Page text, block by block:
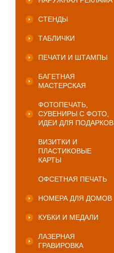
СТЕНДЫ
ТАБЛИЧКИ
ПЕЧАТИ И ШТАМПЫ
БАГЕТНАЯ
МАСТЕРСКАЯ
ФОТОПЕЧАТЬ,
СУВЕНИРЫ С ФОТО,
ИДЕИ ДЛЯ ПОДАРКОВ
ВИЗИТКИ И
ПЛАСТИКОВЫЕ
КАРТЫ
ОФСЕТНАЯ ПЕЧАТЬ
НОМЕРА ДЛЯ ДОМОВ
КУБКИ И МЕДАЛИ
ЛАЗЕРНАЯ
ГРАВИРОВКА